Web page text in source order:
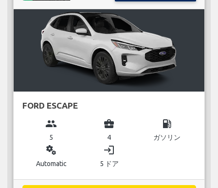
FORD ESCAPE
group
5
business_center
4
local_gas_station
ガソリン
miscellaneous_services
Automatic
login
5 ドア